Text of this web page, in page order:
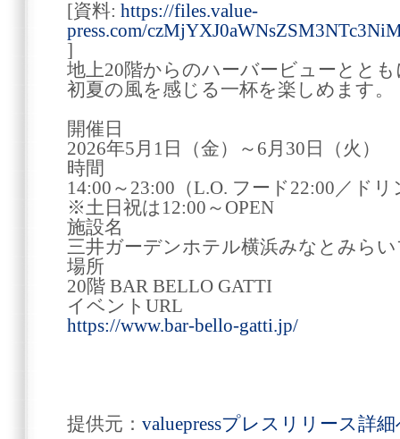
[資料: https://files.value-
press.com/
]
地上20階からのハーバービューととも
初夏の風を感じる一杯を楽しめます。
開催日
2026年5月1日（金）～6月30日（火）
時間
14:00～23:00（L.O. フード22:00／ドリ
※土日祝は12:00～OPEN
施設名
三井ガーデンホテル横浜みなとみら
場所
20階 BAR BELLO GATTI
イベントURL
https://www.bar-bello-gatti.jp/
提供元： valuepressプレスリリース詳